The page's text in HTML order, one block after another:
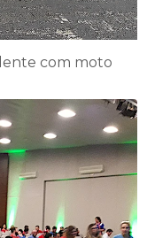
com moto